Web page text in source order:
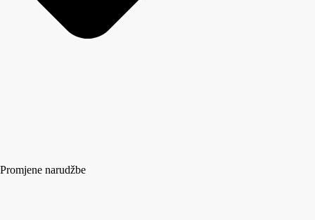
Promjene narudžbe